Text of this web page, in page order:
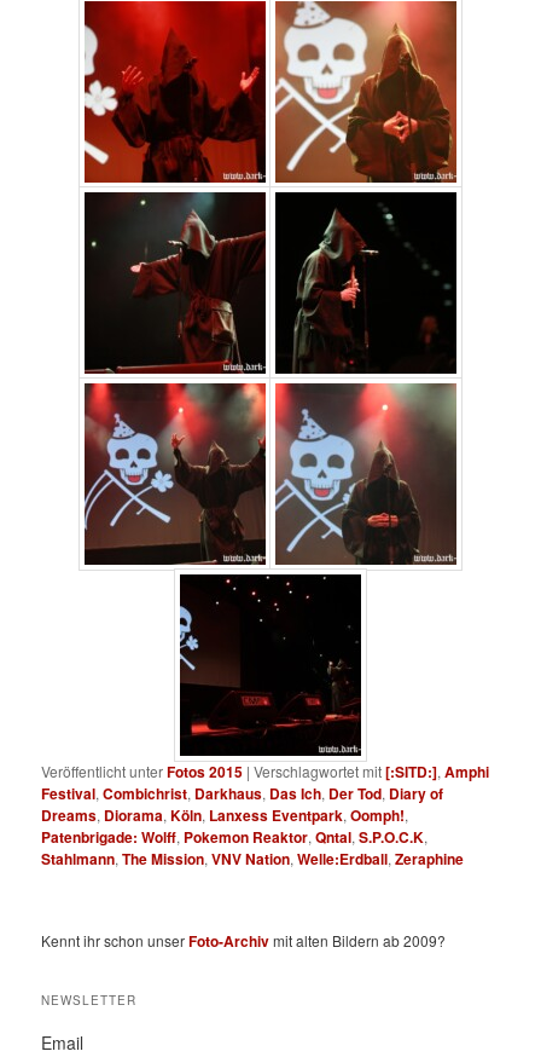
Veröffentlicht unterFotos 2015 |Verschlagwortet mit[:SITD:],Amphi
Festival,Combichrist, Darkhaus, Das Ich, Der Tod, Diary of
Dreams, Diorama,Köln, Lanxess Eventpark,Oomph!,
Patenbrigade: Wolff, Pokemon Reaktor,Qntal,S.P.O.C.K,
Stahlmann,The Mission,VNV Nation,Welle:Erdball,Zeraphine
Kennt ihr schon unserFoto-Archivmit alten Bildern ab 2009?
NEWSLETTER
Email